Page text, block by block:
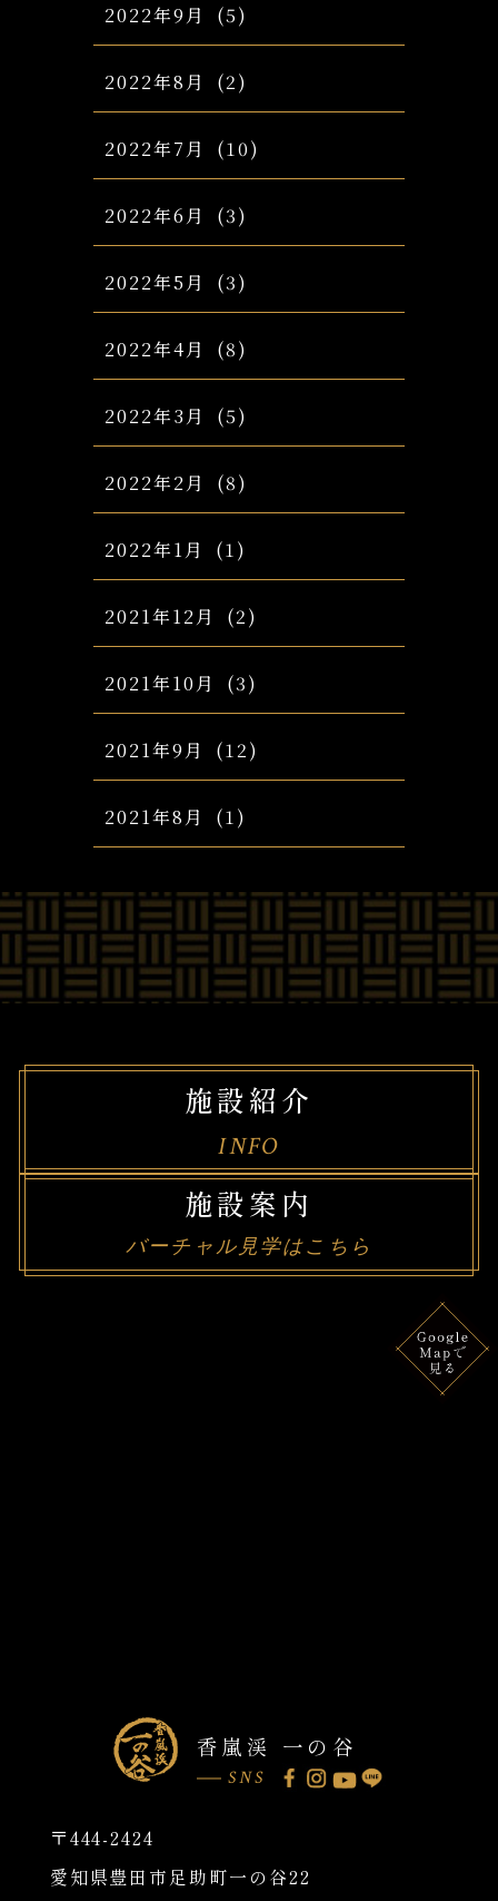
2022年9月 (5)
2022年8月 (2)
2022年7月 (10)
2022年6月 (3)
2022年5月 (3)
2022年4月 (8)
2022年3月 (5)
2022年2月 (8)
2022年1月 (1)
2021年12月 (2)
2021年10月 (3)
2021年9月 (12)
2021年8月 (1)
施設紹介
INFO
施設案内
バーチャル見学はこちら
香嵐渓 一の谷
SNS
〒444-2424
愛知県豊田市足助町一の谷22